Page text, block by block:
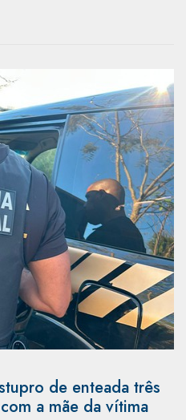
de enteada três
a mãe da vítima